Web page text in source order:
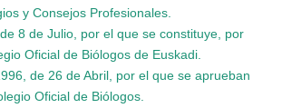
y Consejos Profesionales.
8 de Julio, por el que se constituye, por
Oficial de Biólogos de Euskadi.
de 26 de Abril, por el que se aprueban
Oficial de Biólogos.